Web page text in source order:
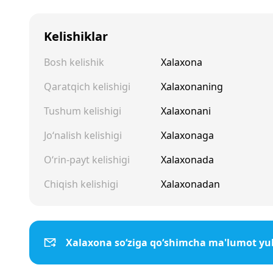
Kelishiklar
Bosh kelishik
Xalaxona
Qaratqich kelishigi
Xalaxonaning
Tushum kelishigi
Xalaxonani
Jo‘nalish kelishigi
Xalaxonaga
O‘rin-payt kelishigi
Xalaxonada
Chiqish kelishigi
Xalaxonadan
Xalaxona so‘ziga qo‘shimcha ma'lumot